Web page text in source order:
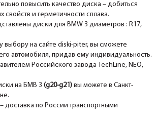
повысить качество диска – добиться
свойств и герметичности сплава.
диски для BMW 3 диаметров : R17,
на сайте diski-piter, вы сможете
автомобиля, придав ему индивидуальность.
Российского завода TechLine, NEO,
на БМВ 3 (g20-g21) вы можете в Санкт-
доставка по России транспортными